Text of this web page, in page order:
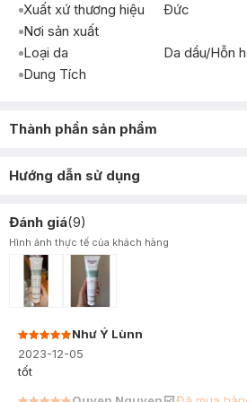
Xuất xứ thương hiệu
Ðức
Nơi sản xuất
Loại da
Da dầu/Hỗn
Dung Tích
Thành phần sản phẩm
Hướng dẫn sử dụng
Đánh giá(9)
Hình ảnh thực tế của khách hàng
Như Ý Lùnn
2023-12-05
tốt